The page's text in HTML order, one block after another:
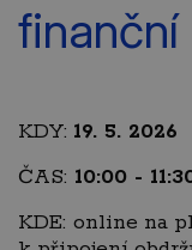
KDY: 19. 5. 2026
ČAS: 10:00 -
KDE: online na